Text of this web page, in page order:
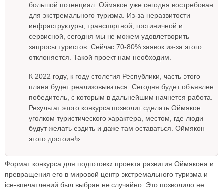
большой потенциал. Оймякон уже сегодня востребован
для экстремального туризма. Из-за неразвитости
инфраструктуры, транспортной, гостиничной и
сервисной, сегодня мы не можем удовлетворить
запросы туристов. Сейчас 70-80% заявок из-за этого
отклоняется. Такой проект нам необходим.
К 2022 году, к году столетия Республики, часть этого
плана будет реализовываться. Сегодня будет объявлен
победитель, с которым в дальнейшим начнется работа.
Результат этого конкурса позволит сделать Оймякон
уголком туристического характера, местом, где люди
будут желать ездить и даже там оставаться. Оймякон
этого достоин!»
Формат конкурса для подготовки проекта развития Оймякона и
превращения его в мировой центр экстремального туризма и
ice-впечатлений был выбран не случайно. Это позволило не